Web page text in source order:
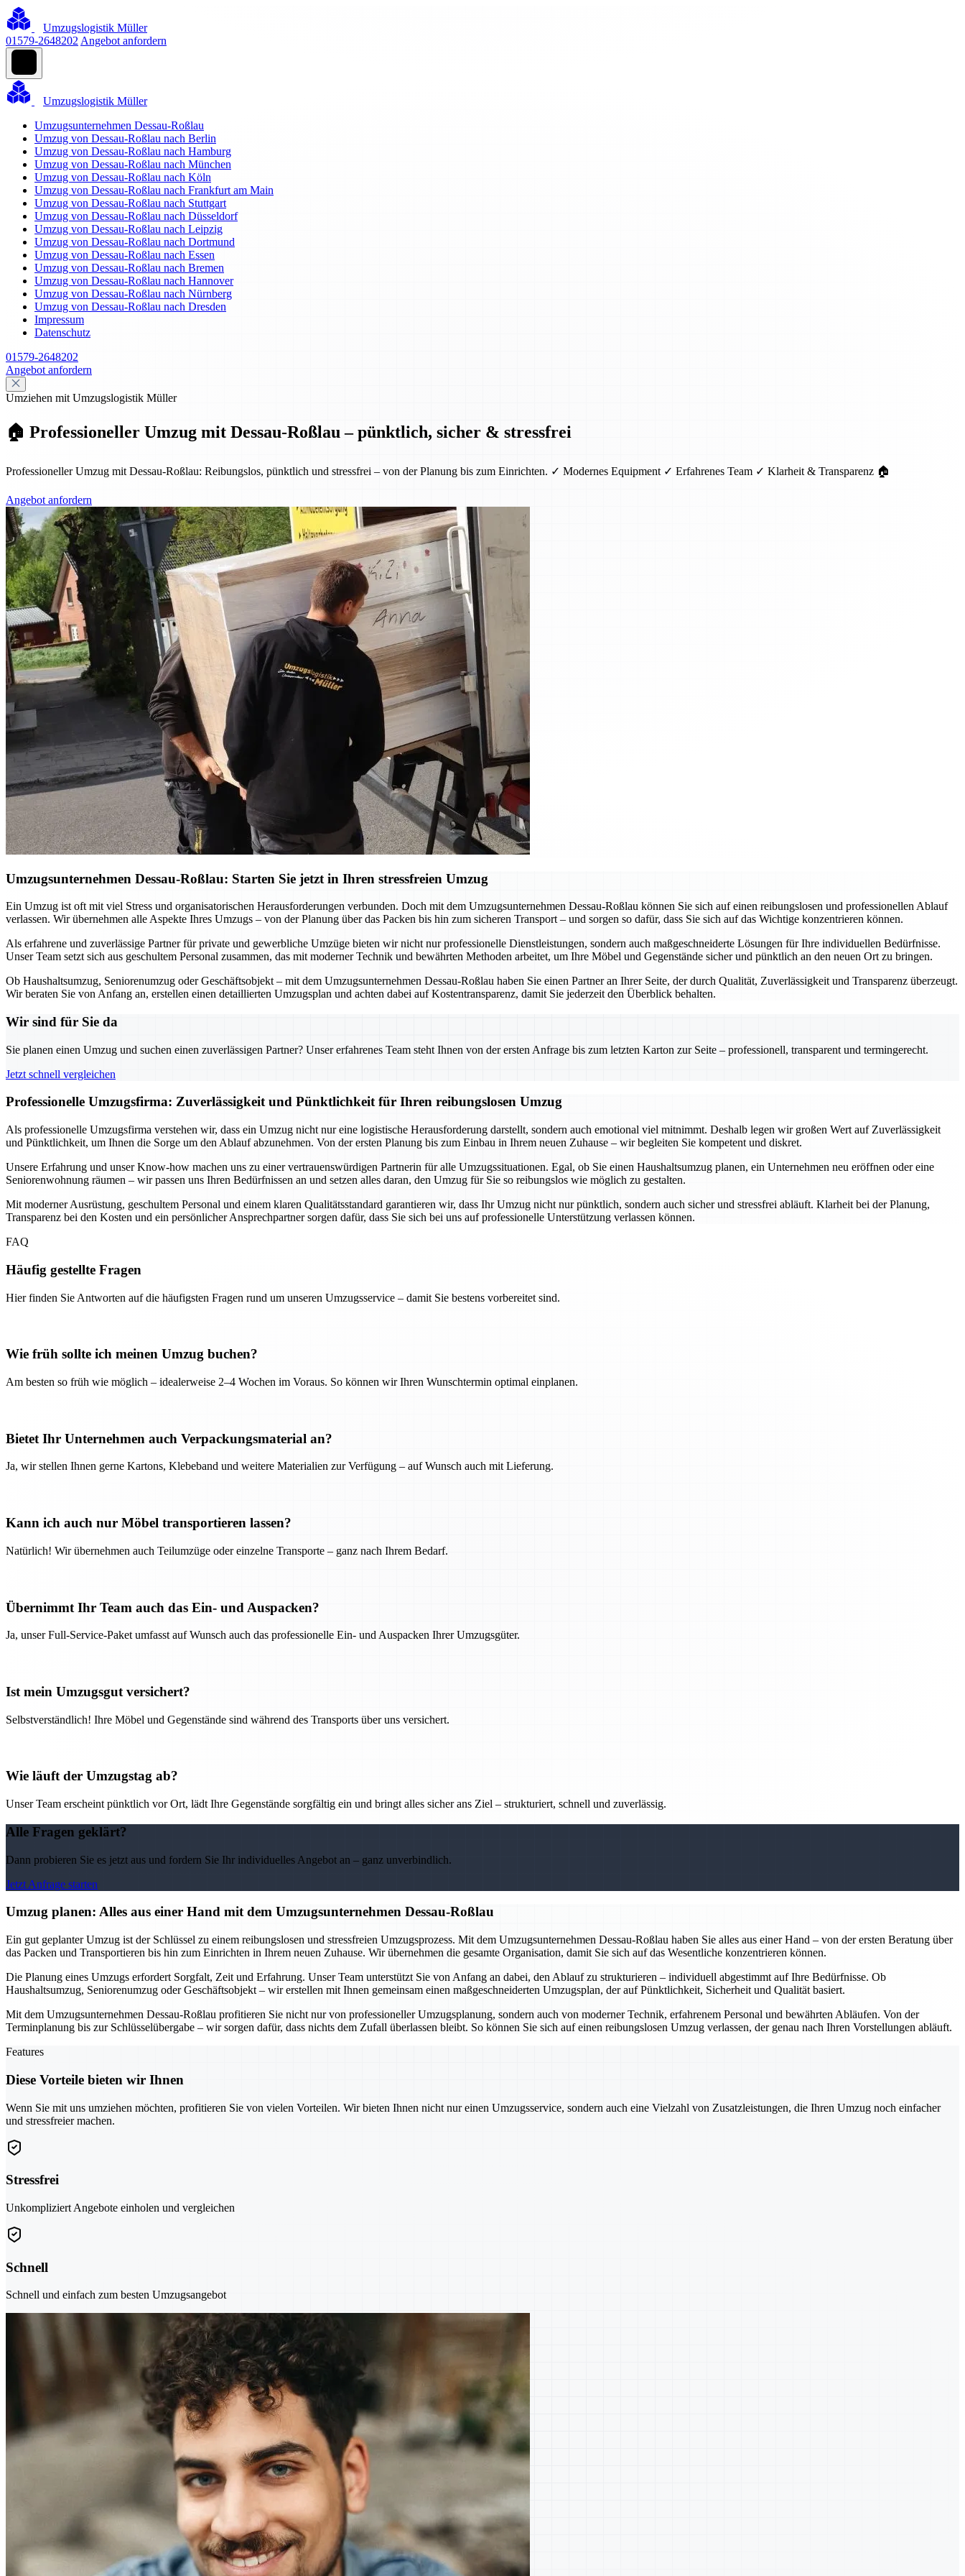
Umzugslogistik Müller
01579-2648202 Angebot anfordern
Umzugslogistik Müller
Umzugsunternehmen Dessau-Roßlau
Umzug von Dessau-Roßlau nach Berlin
Umzug von Dessau-Roßlau nach Hamburg
Umzug von Dessau-Roßlau nach München
Umzug von Dessau-Roßlau nach Köln
Umzug von Dessau-Roßlau nach Frankfurt am Main
Umzug von Dessau-Roßlau nach Stuttgart
Umzug von Dessau-Roßlau nach Düsseldorf
Umzug von Dessau-Roßlau nach Leipzig
Umzug von Dessau-Roßlau nach Dortmund
Umzug von Dessau-Roßlau nach Essen
Umzug von Dessau-Roßlau nach Bremen
Umzug von Dessau-Roßlau nach Hannover
Umzug von Dessau-Roßlau nach Nürnberg
Umzug von Dessau-Roßlau nach Dresden
Impressum
Datenschutz
01579-2648202
Angebot anfordern
Umziehen mit Umzugslogistik Müller
🏠 Professioneller Umzug mit Dessau-Roßlau – pünktlich, sicher & stressfrei
Professioneller Umzug mit Dessau-Roßlau: Reibungslos, pünktlich und stressfrei – von der Planung bis zum Einrichten. ✓ Modernes Equipment ✓ Erfahrenes Team ✓ Klarheit & Transparenz 🏠
Angebot anfordern
Umzugsunternehmen Dessau-Roßlau: Starten Sie jetzt in Ihren stressfreien Umzug
Ein Umzug ist oft mit viel Stress und organisatorischen Herausforderungen verbunden. Doch mit dem Umzugsunternehmen Dessau-Roßlau können Sie sich auf einen reibungslosen und professionellen Ablauf
verlassen. Wir übernehmen alle Aspekte Ihres Umzugs – von der Planung über das Packen bis hin zum sicheren Transport – und sorgen so dafür, dass Sie sich auf das Wichtige konzentrieren können.
Als erfahrene und zuverlässige Partner für private und gewerbliche Umzüge bieten wir nicht nur professionelle Dienstleistungen, sondern auch maßgeschneiderte Lösungen für Ihre individuellen Bedürfnisse.
Unser Team setzt sich aus geschultem Personal zusammen, das mit moderner Technik und bewährten Methoden arbeitet, um Ihre Möbel und Gegenstände sicher und pünktlich an den neuen Ort zu bringen.
Ob Haushaltsumzug, Seniorenumzug oder Geschäftsobjekt – mit dem Umzugsunternehmen Dessau-Roßlau haben Sie einen Partner an Ihrer Seite, der durch Qualität, Zuverlässigkeit und Transparenz überzeugt.
Wir beraten Sie von Anfang an, erstellen einen detaillierten Umzugsplan und achten dabei auf Kostentransparenz, damit Sie jederzeit den Überblick behalten.
Wir sind für Sie da
Sie planen einen Umzug und suchen einen zuverlässigen Partner? Unser erfahrenes Team steht Ihnen von der ersten Anfrage bis zum letzten Karton zur Seite – professionell, transparent und termingerecht.
Jetzt schnell vergleichen
Professionelle Umzugsfirma: Zuverlässigkeit und Pünktlichkeit für Ihren reibungslosen Umzug
Als professionelle Umzugsfirma verstehen wir, dass ein Umzug nicht nur eine logistische Herausforderung darstellt, sondern auch emotional viel mitnimmt. Deshalb legen wir großen Wert auf Zuverlässigkeit
und Pünktlichkeit, um Ihnen die Sorge um den Ablauf abzunehmen. Von der ersten Planung bis zum Einbau in Ihrem neuen Zuhause – wir begleiten Sie kompetent und diskret.
Unsere Erfahrung und unser Know-how machen uns zu einer vertrauenswürdigen Partnerin für alle Umzugssituationen. Egal, ob Sie einen Haushaltsumzug planen, ein Unternehmen neu eröffnen oder eine
Seniorenwohnung räumen – wir passen uns Ihren Bedürfnissen an und setzen alles daran, den Umzug für Sie so reibungslos wie möglich zu gestalten.
Mit moderner Ausrüstung, geschultem Personal und einem klaren Qualitätsstandard garantieren wir, dass Ihr Umzug nicht nur pünktlich, sondern auch sicher und stressfrei abläuft. Klarheit bei der Planung,
Transparenz bei den Kosten und ein persönlicher Ansprechpartner sorgen dafür, dass Sie sich bei uns auf professionelle Unterstützung verlassen können.
FAQ
Häufig gestellte Fragen
Hier finden Sie Antworten auf die häufigsten Fragen rund um unseren Umzugsservice – damit Sie bestens vorbereitet sind.
Wie früh sollte ich meinen Umzug buchen?
Am besten so früh wie möglich – idealerweise 2–4 Wochen im Voraus. So können wir Ihren Wunschtermin optimal einplanen.
Bietet Ihr Unternehmen auch Verpackungsmaterial an?
Ja, wir stellen Ihnen gerne Kartons, Klebeband und weitere Materialien zur Verfügung – auf Wunsch auch mit Lieferung.
Kann ich auch nur Möbel transportieren lassen?
Natürlich! Wir übernehmen auch Teilumzüge oder einzelne Transporte – ganz nach Ihrem Bedarf.
Übernimmt Ihr Team auch das Ein- und Auspacken?
Ja, unser Full-Service-Paket umfasst auf Wunsch auch das professionelle Ein- und Auspacken Ihrer Umzugsgüter.
Ist mein Umzugsgut versichert?
Selbstverständlich! Ihre Möbel und Gegenstände sind während des Transports über uns versichert.
Wie läuft der Umzugstag ab?
Unser Team erscheint pünktlich vor Ort, lädt Ihre Gegenstände sorgfältig ein und bringt alles sicher ans Ziel – strukturiert, schnell und zuverlässig.
Alle Fragen geklärt?
Dann probieren Sie es jetzt aus und fordern Sie Ihr individuelles Angebot an – ganz unverbindlich.
Jetzt Anfrage starten
Umzug planen: Alles aus einer Hand mit dem Umzugsunternehmen Dessau-Roßlau
Ein gut geplanter Umzug ist der Schlüssel zu einem reibungslosen und stressfreien Umzugsprozess. Mit dem Umzugsunternehmen Dessau-Roßlau haben Sie alles aus einer Hand – von der ersten Beratung über
das Packen und Transportieren bis hin zum Einrichten in Ihrem neuen Zuhause. Wir übernehmen die gesamte Organisation, damit Sie sich auf das Wesentliche konzentrieren können.
Die Planung eines Umzugs erfordert Sorgfalt, Zeit und Erfahrung. Unser Team unterstützt Sie von Anfang an dabei, den Ablauf zu strukturieren – individuell abgestimmt auf Ihre Bedürfnisse. Ob
Haushaltsumzug, Seniorenumzug oder Geschäftsobjekt – wir erstellen mit Ihnen gemeinsam einen maßgeschneiderten Umzugsplan, der auf Pünktlichkeit, Sicherheit und Qualität basiert.
Mit dem Umzugsunternehmen Dessau-Roßlau profitieren Sie nicht nur von professioneller Umzugsplanung, sondern auch von moderner Technik, erfahrenem Personal und bewährten Abläufen. Von der
Terminplanung bis zur Schlüsselübergabe – wir sorgen dafür, dass nichts dem Zufall überlassen bleibt. So können Sie sich auf einen reibungslosen Umzug verlassen, der genau nach Ihren Vorstellungen abläuft.
Features
Diese Vorteile bieten wir Ihnen
Wenn Sie mit uns umziehen möchten, profitieren Sie von vielen Vorteilen. Wir bieten Ihnen nicht nur einen Umzugsservice, sondern auch eine Vielzahl von Zusatzleistungen, die Ihren Umzug noch einfacher
und stressfreier machen.
Stressfrei
Unkompliziert Angebote einholen und vergleichen
Schnell
Schnell und einfach zum besten Umzugsangebot